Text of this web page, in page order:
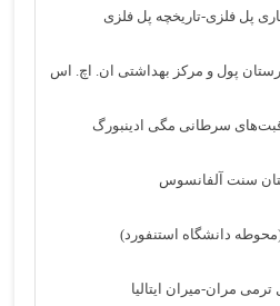
پل فلزی-تاریخچه پل فلزی
پول و مرکز بهداشتی ان. اچ. اس
سرطانی مگی ادینبورگ
سنت آلفانسوس
دانشگاه استنفورد)
مران-میران ایتالیا